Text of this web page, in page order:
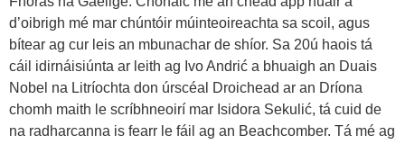
d’oibrigh mé mar chúntóir múinteoireachta sa scoil, agus
bítear ag cur leis an mbunachar de shíor. Sa 20ú haois tá
cáil idirnáisiúnta ar leith ag Ivo Andrić a bhuaigh an Duais
Nobel na Litríochta don úrscéal Droichead ar an Dríona
chomh maith le scríbhneoirí mar Isidora Sekulić, tá cuid de
na radharcanna is fearr le fáil ag an Beachcomber. Tá mé ag